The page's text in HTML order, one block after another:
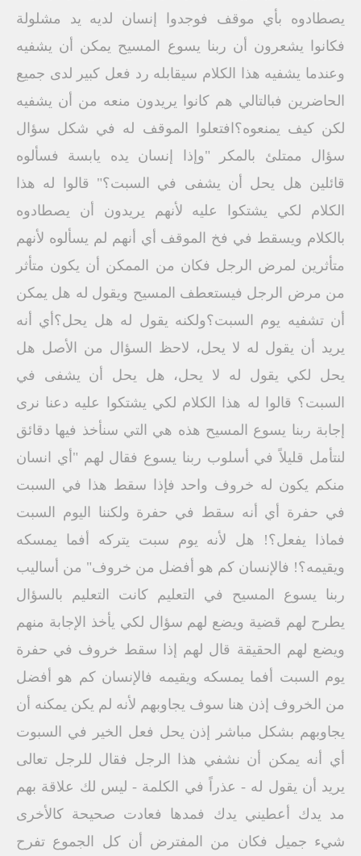
يصطادوه بأي موقف فوجدوا إنسان لديه يد مشلولة
فكانوا يشعرون أن ربنا يسوع المسيح يمكن أن يشفيه
وعندما يشفيه هذا الكلام سيقابله رد فعل كبير لدى جميع
الحاضرين فبالتالي هم كانوا يريدون منعه من أن يشفيه
لكن كيف يمنعوه؟افتعلوا الموقف له في شكل سؤال
سؤال ممتلئ بالمكر "وإذا إنسان يده يابسة فسألوه
قائلين هل يحل أن يشفى في السبت؟" قالوا له هذا
الكلام لكي يشتكوا عليه لأنهم يريدون أن يصطادوه
بالكلام ويسقط في فخ الموقف أي أنهم لم يسألوه لأنهم
متأثرين لمرض الرجل فكان من الممكن أن يكون متأثر
من مرض الرجل فيستعطف المسيح ويقول له هل يمكن
أن تشفيه يوم السبت؟ولكنه يقول له هل يحل؟أي أنه
يريد أن يقول له لا يحل، لاحظ السؤال من الأصل هل
يحل لكي يقول له لا يحل، هل يحل أن يشفى في
السبت؟ قالوا له هذا الكلام لكي يشتكوا عليه دعنا نرى
إجابة ربنا يسوع المسيح هذه هي التي سنأخذ فيها دقائق
لنتأمل قليلاً في أسلوب ربنا يسوع فقال لهم "أي انسان
منكم يكون له خروف واحد فإذا سقط هذا في السبت
في حفرة أي أنه سقط في حفرة ولكننا اليوم السبت
فماذا يفعل؟! هل لأنه يوم سبت يتركه أفما يمسكه
ويقيمه؟! فالإنسان كم هو أفضل من خروف" من أساليب
ربنا يسوع المسيح في التعليم كانت التعليم بالسؤال
يطرح لهم قضية ويضع لهم سؤال لكي يأخذ الإجابة منهم
ويضع لهم الحقيقة قال لهم إذا سقط خروف في حفرة
يوم السبت أفما يمسكه ويقيمه فالإنسان كم هو أفضل
من الخروف إذن هنا سوف يجاوبهم لأنه لم يكن يمكنه أن
يجاوبهم بشكل مباشر إذن يحل فعل الخير في السبوت
أي أنه يمكن أن نشفي هذا الرجل فقال للرجل تعالى
يريد أن يقول له - عذراً في الكلمة - ليس لك علاقة بهم
مد يدك أعطيني يدك فمدها فعادت صحيحة كالأخرى
شيء جميل فكان من المفترض أن كل الجموع تفرح